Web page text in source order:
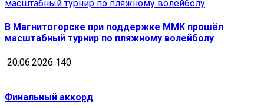
В Магнитогорске при поддержке ММК прошёл
масштабный турнир по пляжному волейболу
20.06.2026 140
Финальный аккорд